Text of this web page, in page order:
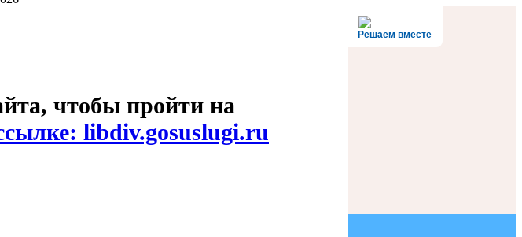
чтобы пройти на
libdiv.gosuslugi.ru
Решаем вместе